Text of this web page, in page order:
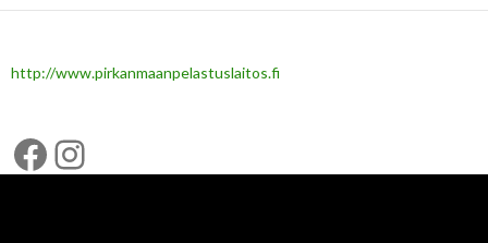
http://www.pirkanmaanpelastuslaitos.fi
Facebook
Instagram